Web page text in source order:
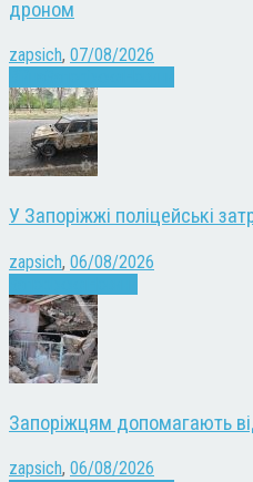
дроном
zapsich, 07/08/2026
У Запоріжжі поліцейські
zapsich, 06/08/2026
Запоріжцям допомагають
zapsich, 06/08/2026